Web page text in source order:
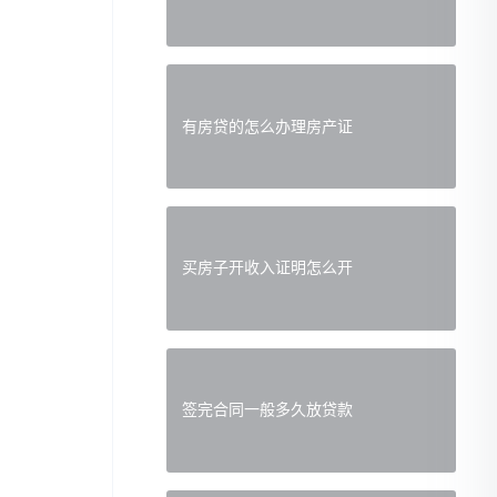
有房贷的怎么办理房产证
买房子开收入证明怎么开
签完合同一般多久放贷款